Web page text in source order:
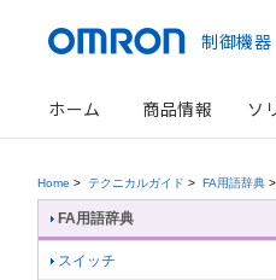
制御機器
ホーム 商品情報 ソ
Home > テクニカルガイド > FA用語辞典 >
FA用語辞典
スイッチ